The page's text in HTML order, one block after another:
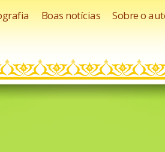
Boas notícias Sobre o